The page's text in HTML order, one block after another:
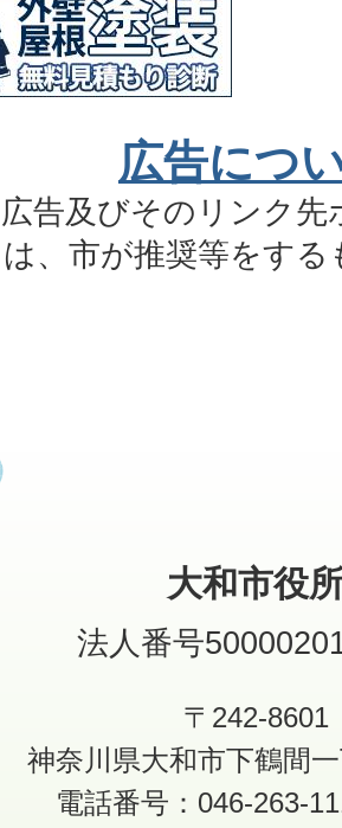
広告につ
告及びそのリンク先
、市が推奨等をす
大和市役
法人番号
〒242-8601
神奈川県大和市下鶴間
電話番号：046-263-